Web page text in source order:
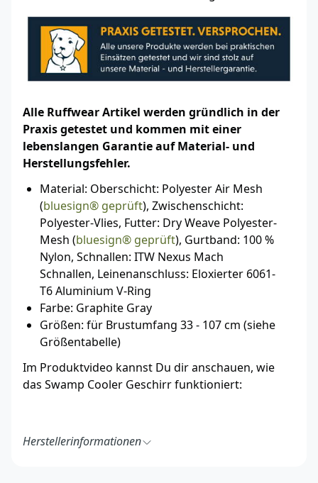
Alle Ruffwear Artikel werden gründlich in der
Praxis getestet und kommen mit einer
lebenslangen Garantie auf Material- und
Herstellungsfehler.
Material: Oberschicht: Polyester Air Mesh
(bluesign® geprüft), Zwischenschicht:
Polyester-Vlies, Futter: Dry Weave Polyester-
Mesh (bluesign® geprüft), Gurtband: 100 %
Nylon, Schnallen: ITW Nexus Mach
Schnallen, Leinenanschluss: Eloxierter 6061-
T6 Aluminium V-Ring
Farbe: Graphite Gray
Größen: für Brustumfang 33 - 107 cm (siehe
Größentabelle)
Im Produktvideo kannst Du dir anschauen, wie
das Swamp Cooler Geschirr funktioniert:
Herstellerinformationen